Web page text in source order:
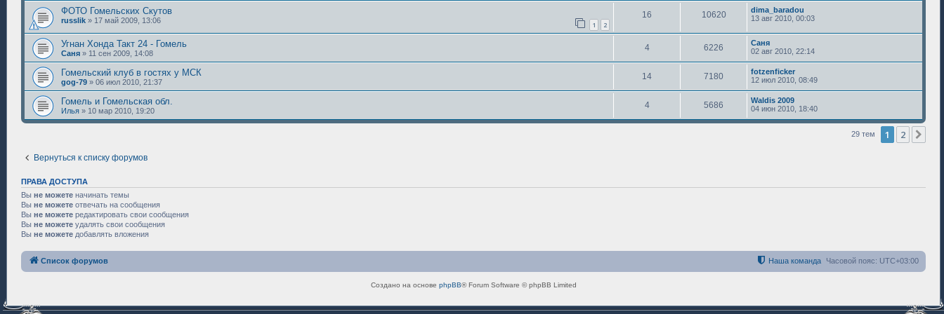
ФОТО Гомельских Скутов
russlik » 17 май 2009, 13:06 1 2
16 10620
dima_baradou
13 авг 2010, 00:03
Угнан Хонда Такт 24 - Гомель
Саня » 11 сен 2009, 14:08
4 6226
Саня
02 авг 2010, 22:14
Гомельский клуб в гостях у МСК
gog-79 » 06 июл 2010, 21:37
14 7180
fotzenficker
12 июл 2010, 08:49
Гомель и Гомельская обл.
Илья » 10 мар 2010, 19:20
4 5686
Waldis 2009
04 июн 2010, 18:40
29 тем 1 2
Вернуться к списку форумов
ПРАВА ДОСТУПА
Вы не можете начинать темы
Вы не можете отвечать на сообщения
Вы не можете редактировать свои сообщения
Вы не можете удалять свои сообщения
Вы не можете добавлять вложения
Список форумов Часовой пояс: UTC+03:00
Наша команда
Создано на основе phpBB® Forum Software © phpBB Limited